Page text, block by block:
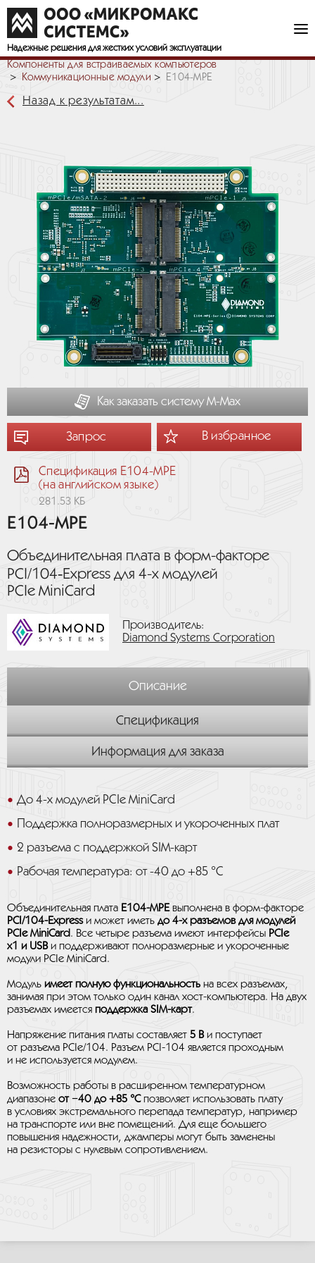
Надежные решения для жестких условий эксплуатации
Компоненты для встраиваемых компьютеров
Коммуникационные модули
E104-MPE
Назад к результатам...
Как заказать систему М-Мах
Запрос В избранное
Спецификация E104-MPE
(на английском языке)
281.53 КБ
E104-MPE
Объединительная плата в форм-факторе
PCI/104‑Express для 4-х модулей
PCIe MiniCard
Производитель:
Diamond Systems Corporation
Описание
Спецификация
Информация для заказа
До 4-х модулей PCIe MiniCard
Поддержка полноразмерных и укороченных плат
2 разъема с поддержкой SIM-карт
Рабочая температура: от -40 до +85 °C
Объединительная плата E104-MPEвыполнена в форм-факторе
PCI/104-Expressи может иметь до 4-х разъемов для модулей
PCIe MiniCard . Все четыре разъема имеют интерфейсы PCIe
x1 и USBи поддерживают полноразмерные и укороченные
модули PCIe MiniCard.
Модуль имеет полную функциональность на всех разъемах,
занимая при этом только один канал хост-компьютера. На двух
разъемах имеется поддержка SIM-карт.
Напряжение питания платы составляет 5 Ви поступает
от разъема PCIe/104. Разъем PCI-104 является проходным
и не используется модулем.
Возможность работы в расширенном температурном
диапазоне от −40 до +85 °Cпозволяет использовать плату
в условиях экстремального перепада температур, например
на транспорте или вне помещений. Для еще большего
повышения надежности, джамперы могут быть заменены
на резисторы с нулевым сопротивлением.